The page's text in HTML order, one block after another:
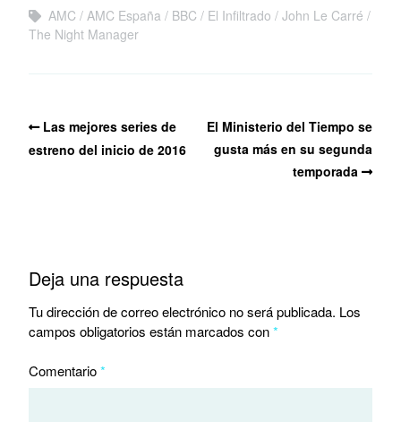
AMC AMC España BBC El Infiltrado
John Le Carré
The Night Manager
Las mejores series de
estreno del inicio de 2016
El Ministerio del Tiempo se
gusta más en su segunda
temporada
Deja una respuesta
Tu dirección de correo electrónico no será publicada. Los
campos obligatorios están marcados con*
Comentario*